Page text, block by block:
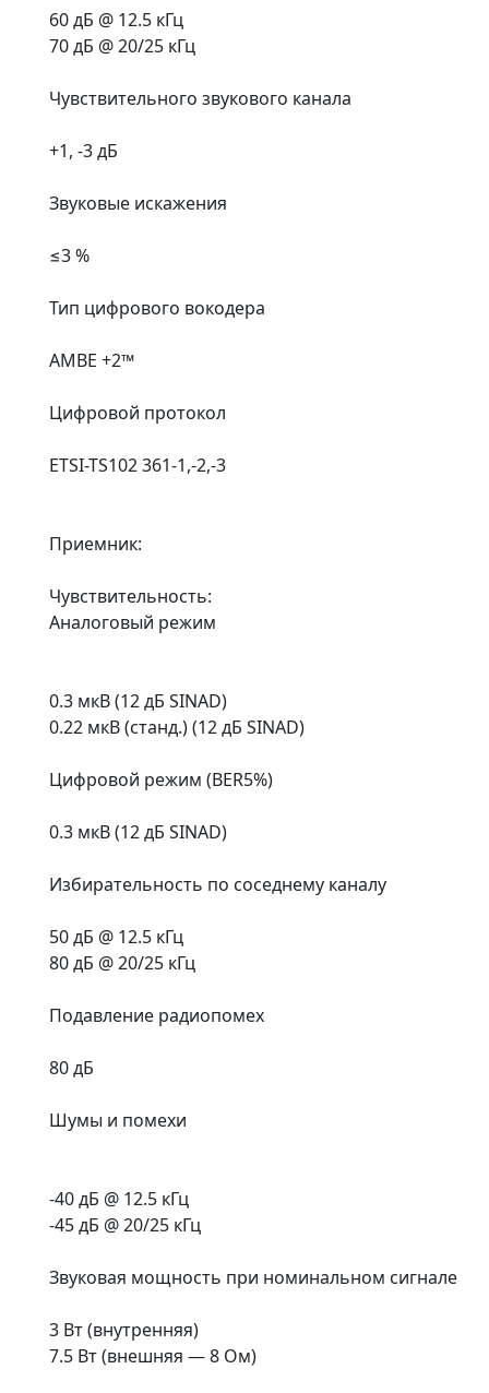
60 дБ @ 12.5 кГц
70 дБ @ 20/25 кГц
Чувствительного звукового канала
+1, -3 дБ
Звуковые искажения
≤3 %
Тип цифрового вокодера
AMBE +2™
Цифровой протокол
ETSI-TS102 361-1,-2,-3
Приемник:
Чувствительность:
Аналоговый режим
0.3 мкВ (12 дБ SINAD)
0.22 мкВ (станд.) (12 дБ SINAD)
Цифровой режим (BER5%)
0.3 мкВ (12 дБ SINAD)
Избирательность по соседнему каналу
50 дБ @ 12.5 кГц
80 дБ @ 20/25 кГц
Подавление радиопомех
80 дБ
Шумы и помехи
-40 дБ @ 12.5 кГц
-45 дБ @ 20/25 кГц
Звуковая мощность при номинальном сигнале
3 Вт (внутренняя)
7.5 Вт (внешняя — 8 Ом)